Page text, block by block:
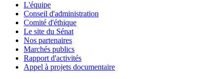
L'équipe
Conseil d'administration
Comité d'éthique
Le site du Sénat
Nos partenaires
Marchés publics
Rapport d'activités
Appel à projets documentaire